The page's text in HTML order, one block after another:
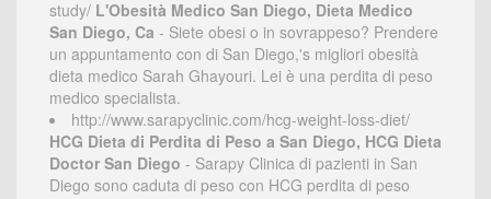
study/ L'Obesità Medico San Diego, Dieta Medico
San Diego, Ca - Siete obesi o in sovrappeso? Prendere
un appuntamento con di San Diego,'s migliori obesità
dieta medico Sarah Ghayouri. Lei è una perdita di peso
medico specialista.
http://www.sarapyclinic.com/hcg-weight-loss-diet/
HCG Dieta di Perdita di Peso a San Diego, HCG Dieta
Doctor San Diego - Sarapy Clinica di pazienti in San
Diego sono caduta di peso con HCG perdita di peso